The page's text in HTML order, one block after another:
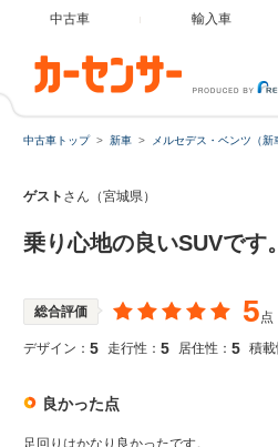
中古車 輸入車
中古車トップ 新車 メルセデス・ベンツ（新
ゲスト さん（宮城県）
乗り心地の良いSUVです。
総合評価 5点
デザイン： 5 走行性： 5 居住性： 5 積載
良かった点
足回りはかなり良かったです。